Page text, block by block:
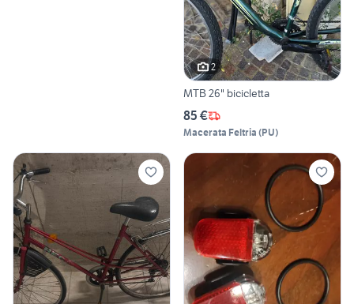
2
MTB 26" bicicletta
85 €
Macerata Feltria (PU)